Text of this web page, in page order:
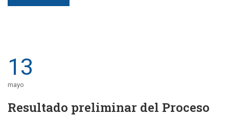
13
mayo
Resultado preliminar del Proceso